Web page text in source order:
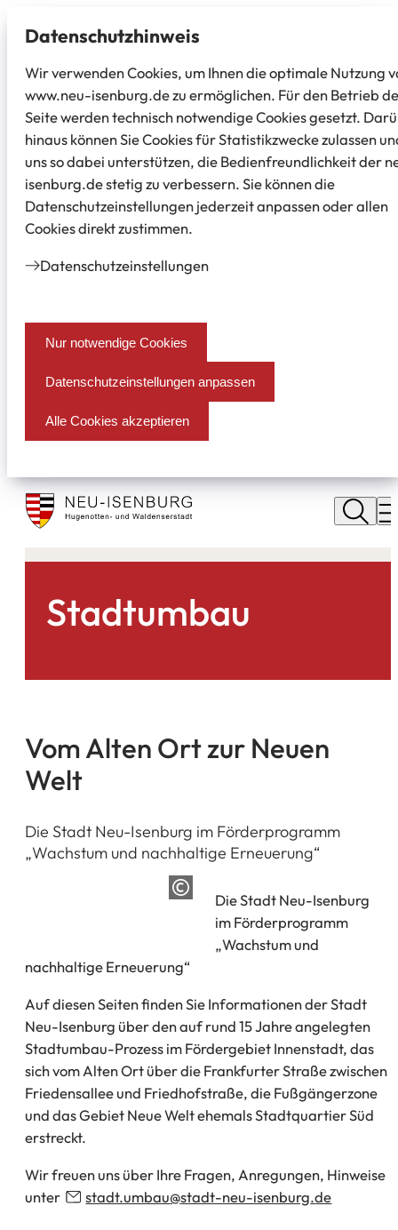
Datenschutz­hinweis
Wir verwenden Cookies, um Ihnen die optimale Nutzung
www.neu-isenburg.de zu ermöglichen. Für den Betrieb
Seite werden technisch notwendige Cookies gesetzt.
hinaus können Sie Cookies für Statistikzwecke zulassen
uns so dabei unterstützen, die Bedienfreundlichkeit der
isenburg.de stetig zu verbessern. Sie können die
Datenschutzeinstellungen jederzeit anpassen oder allen
Cookies direkt zustimmen.
Datenschutz­einstellungen
Nur notwendige Cookies
Datenschutzeinstellungen anpassen
Alle Cookies akzeptieren
Stadt
Neu
Isenburg
Stadtumbau
Vom Alten Ort zur Neuen
Welt
Die Stadt Neu-Isenburg im Förderprogramm
„Wachstum und nachhaltige Erneuerung“
Die Stadt Neu-Isenburg
im Förderprogramm
„Wachstum und
nachhaltige Erneuerung“
Auf diesen Seiten finden Sie Informationen der Stadt
Neu-Isenburg über den auf rund 15 Jahre angelegten
Stadtumbau-Prozess im Fördergebiet Innenstadt, das
sich vom Alten Ort über die Frankfurter Straße zwischen
Friedensallee und Friedhofstraße, die Fußgängerzone
und das Gebiet Neue Welt ehemals Stadtquartier Süd
erstreckt.
Wir freuen uns über Ihre Fragen, Anregungen, Hinweise
unter
stadt.umbau stadt-neu-isenburg de